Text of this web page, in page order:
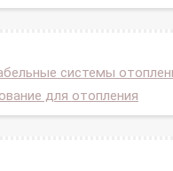
системы
для отопления